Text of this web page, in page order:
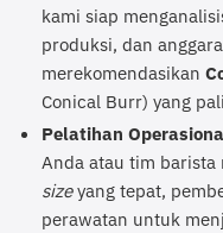
kami siap
produksi, dan
merekomendasikan
Conical Burr) yang
Pelatihan
Anda atau tim
sizeyang tepat,
perawatan untuk